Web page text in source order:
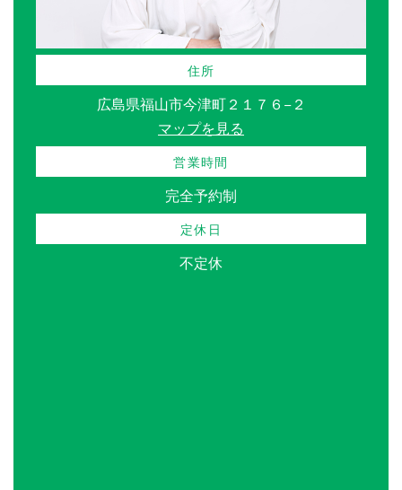
住所
広島県福山市今津町２１７６−２
マップを見る
営業時間
完全予約制
定休日
不定休